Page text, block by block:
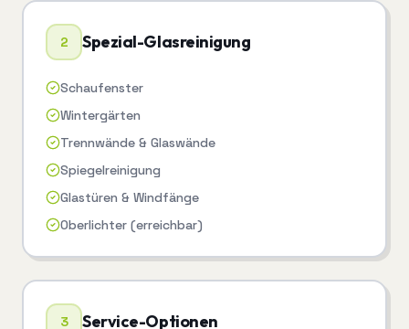
2 Spezial-Glasreinigung
Schaufenster
Wintergärten
Trennwände & Glaswände
Spiegelreinigung
Glastüren & Windfänge
Oberlichter (erreichbar)
3 Service-Optionen